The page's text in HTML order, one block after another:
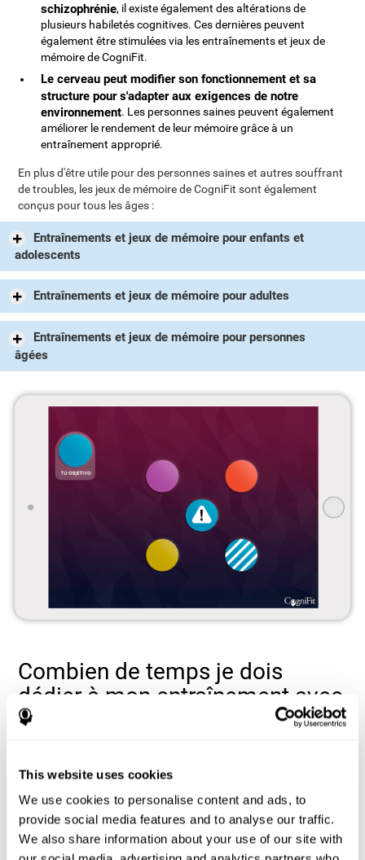
This website uses cookies
We use cookies to personalise content and ads, to
provide social media features and to analyse our traffic.
We also share information about your use of our site with
schizophrénie, il existe également des altérations de
plusieurs habiletés cognitives. Ces dernières peuvent
également être stimulées via les entraînements et jeux de
mémoire de CogniFit.
Le cerveau peut modifier son fonctionnement et sa
structure pour s'adapter aux exigences de notre
environnement. Les personnes saines peuvent également
améliorer le rendement de leur mémoire grâce à un
entraînement approprié.
En plus d'être utile pour des personnes saines et autres souffrant
de troubles, les jeux de mémoire de CogniFit sont également
conçus pour tous les âges :
Entraînements et jeux de mémoire pour enfants et
adolescents
Entraînements et jeux de mémoire pour adultes
Entraînements et jeux de mémoire pour personnes
âgées
Combien de temps je dois
dédier à mon entraînement avec
les jeux de mémoire de
Les séances complètes d'entraînement pour la mémoire durent
généralement 10 à 15 minutes environ. Il est recommandé de
réaliserdeux à trois séances par semaine réparties en jours
non consécutifs. Pour plus de facilité,CogniFit peut vous
envoyer des rappels de séances.